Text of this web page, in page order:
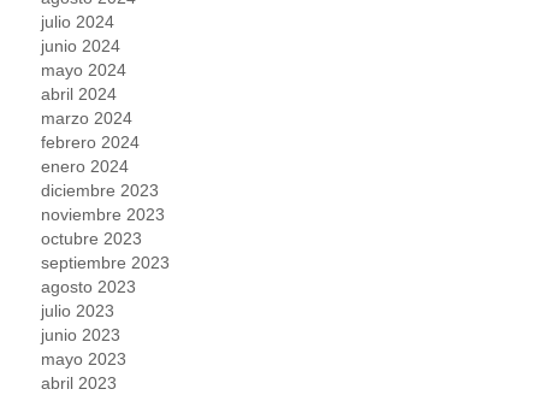
julio 2024
junio 2024
mayo 2024
abril 2024
marzo 2024
febrero 2024
enero 2024
diciembre 2023
noviembre 2023
octubre 2023
septiembre 2023
agosto 2023
julio 2023
junio 2023
mayo 2023
abril 2023